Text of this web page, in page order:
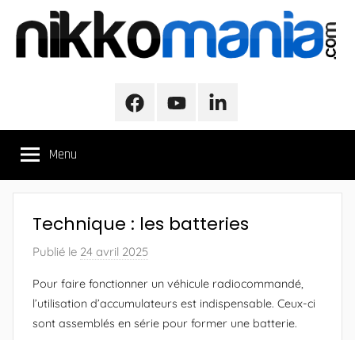
contenu
NikkoMania
Véhicules
/
FacebookYoutubeLinkedIn
Menu
Technique : les batteries
Publié le 24 avril 2025
Pour faire fonctionner un véhicule radiocommandé,
l’utilisation d’accumulateurs est indispensable. Ceux-ci
sont assemblés en série pour former une batterie.